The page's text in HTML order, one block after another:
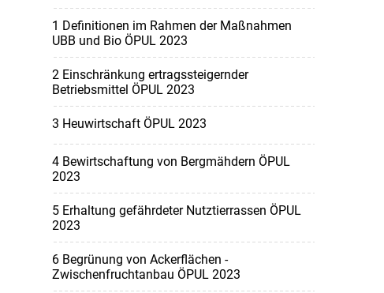
1 Definitionen im Rahmen der Maßnahmen
UBB und Bio ÖPUL 2023
2 Einschränkung ertragssteigernder
Betriebsmittel ÖPUL 2023
3 Heuwirtschaft ÖPUL 2023
4 Bewirtschaftung von Bergmähdern ÖPUL
2023
5 Erhaltung gefährdeter Nutztierrassen ÖPUL
2023
6 Begrünung von Ackerflächen -
Zwischenfruchtanbau ÖPUL 2023